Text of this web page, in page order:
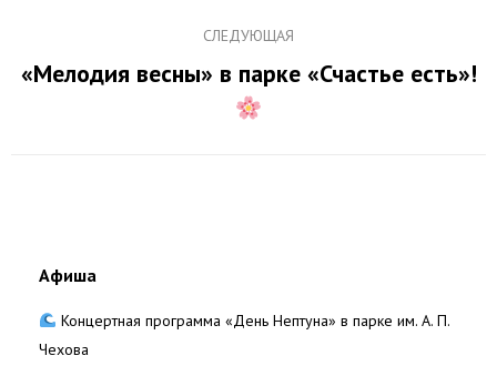
СЛЕДУЮЩАЯ
Следующая
запись:
«Мелодия весны» в парке «Счастье есть»!
Афиша
Концертная программа «День Нептуна» в парке им. А. П.
Чехова